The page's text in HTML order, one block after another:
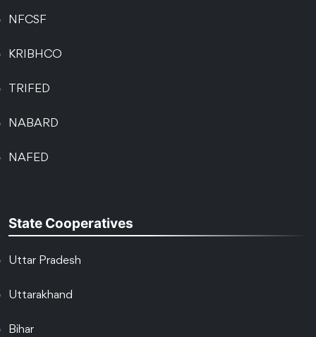
NFCSF
KRIBHCO
TRIFED
NABARD
NAFED
State Cooperatives
Uttar Pradesh
Uttarakhand
Bihar